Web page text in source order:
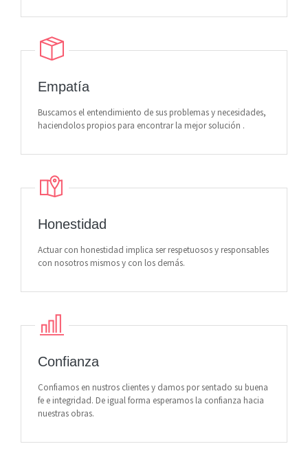
Empatía
Buscamos el entendimiento de sus problemas y necesidades,
haciendolos propios para encontrar la mejor solución .
Honestidad
Actuar con honestidad implica ser respetuosos y responsables
con nosotros mismos y con los demás.
Confianza
Confiamos en nustros clientes y damos por sentado su buena
fe e integridad. De igual forma esperamos la confianza hacia
nuestras obras.